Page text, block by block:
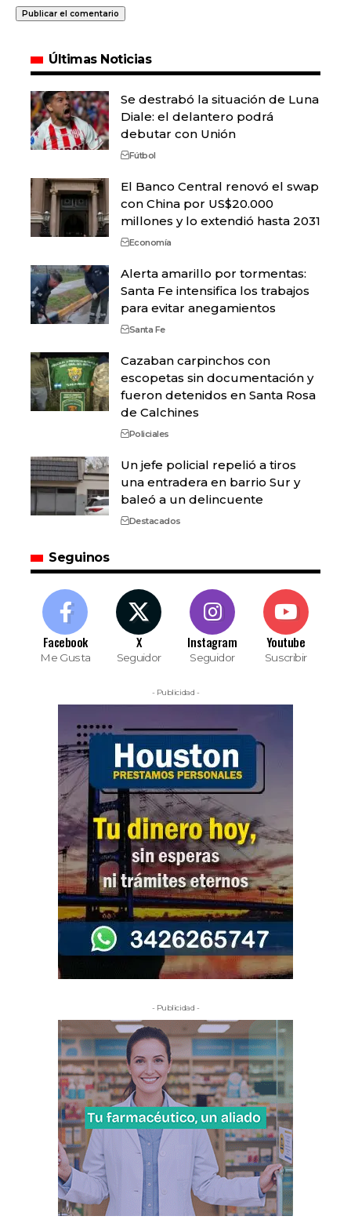
Últimas Noticias
Se destrabó la situación de Luna
Diale: el delantero podrá
debutar con Unión
Fútbol
El Banco Central renovó el swap
con China por US$20.000
millones y lo extendió hasta 2031
Economía
Alerta amarillo por tormentas:
Santa Fe intensifica los trabajos
para evitar anegamientos
Santa Fe
Cazaban carpinchos con
escopetas sin documentación y
fueron detenidos en Santa Rosa
de Calchines
Policiales
Un jefe policial repelió a tiros
una entradera en barrio Sur y
baleó a un delincuente
Destacados
Seguinos
Facebook
Me Gusta
X
Seguidor
Instagram
Seguidor
Youtube
Suscribir
- Publicidad -
- Publicidad -